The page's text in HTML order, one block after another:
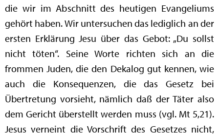
die wir im Abschnitt des heutigen Evangeliums
gehört haben. Wir untersuchen das lediglich an der
ersten Erklärung Jesu über das Gebot: „Du sollst
nicht töten“. Seine Worte richten sich an die
frommen Juden, die den Dekalog gut kennen, wie
auch die Konsequenzen, die das Gesetz bei
Übertretung vorsieht, nämlich daß der Täter also
dem Gericht überstellt werden muss (vgl. Mt 5,21).
Jesus verneint die Vorschrift des Gesetzes nicht,